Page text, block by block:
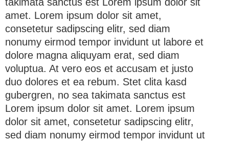
amet. Lorem ipsum dolor sit amet,
consetetur sadipscing elitr, sed diam
nonumy eirmod tempor invidunt ut labore et
dolore magna aliquyam erat, sed diam
voluptua. At vero eos et accusam et justo
duo dolores et ea rebum. Stet clita kasd
gubergren, no sea takimata sanctus est
Lorem ipsum dolor sit amet. Lorem ipsum
dolor sit amet, consetetur sadipscing elitr,
sed diam nonumy eirmod tempor invidunt ut